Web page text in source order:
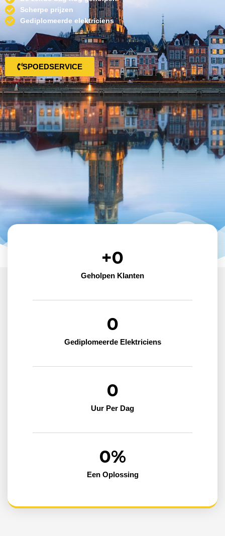
Scherpe prijzen
Gediplomeerde elektriciens
SPOEDSERVICE
Geholpen Klanten
+0
Gediplomeerde Elektriciens
0
Uur Per Dag
0
Een Oplossing
0%